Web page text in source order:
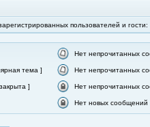
пользователей и гости:
Нет непрочитанных
тема ] Нет непрочитанных
] Нет непрочитанных
Нет новых сообщений